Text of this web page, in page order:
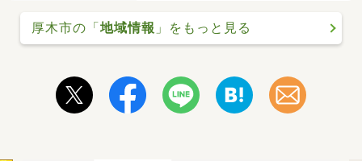
厚木市の「地域情報 」をもっと見る